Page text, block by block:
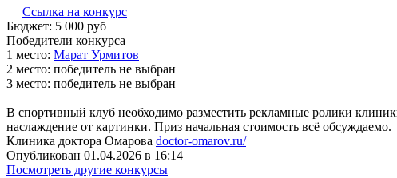
Ссылка на конкурс
Бюджет: 5 000 руб
Победители конкурса
1 место: Ма­рат Ур­ми­тов
2 место: победитель не выбран
3 место: победитель не выбран
В спортивный клуб необходимо разместить рекламные ролики
наслаждение от картинки. Приз начальная стоимость всё обсуждаемо.
Клиника доктора Омарова doctor-omarov.ru/
Опубликован 01.04.2026 в 16:14
Посмотреть другие конкурсы